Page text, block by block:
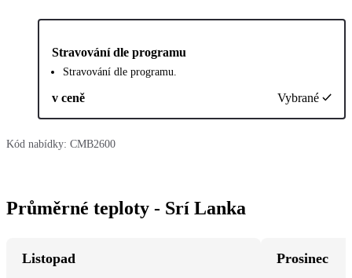
Stravování dle programu
Stravování dle programu.
v ceně Vybrané
Kód nabídky: CMB2600
Průměrné teploty - Srí Lanka
Listopad
Prosinec